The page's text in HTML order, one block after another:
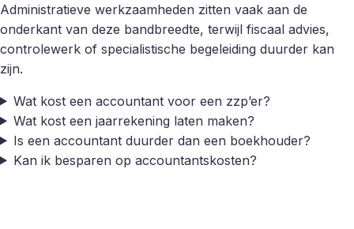
Administratieve werkzaamheden zitten vaak aan de
onderkant van deze bandbreedte, terwijl fiscaal advies,
controlewerk of specialistische begeleiding duurder kan
zijn.
Wat kost een accountant voor een zzp’er?
Wat kost een jaarrekening laten maken?
Is een accountant duurder dan een boekhouder?
Kan ik besparen op accountantskosten?